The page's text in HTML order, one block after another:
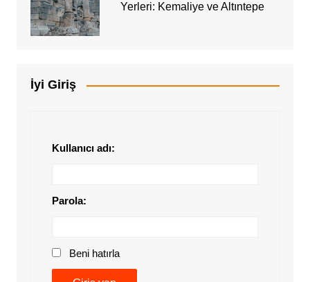
Yerleri: Kemaliye ve Altıntepe
İyi Giriş
Kullanıcı adı:
Parola:
Beni hatırla